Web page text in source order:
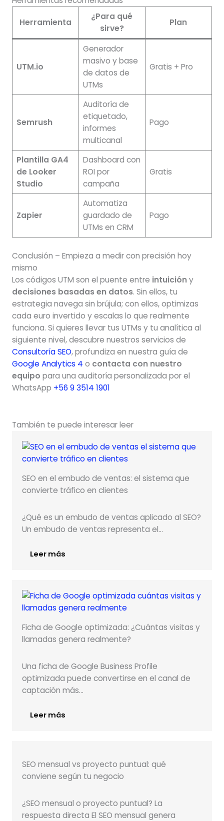
Herramienta
¿Para qué
sirve?
Plan
UTM.io
Generador
masivo y base
de datos de
UTMs
Gratis + Pro
Semrush
Auditoría de
etiquetado,
informes
multicanal
Pago
Plantilla GA4
de Looker
Studio
Dashboard con
ROI por
campaña
Gratis
Zapier
Automatiza
guardado de
UTMs en CRM
Pago
Conclusión – Empieza a medir con precisión hoy
mismo
Los códigos UTM son el puente entre intuicióny
decisiones basadas en datos. Sin ellos, tu
estrategia navega sin brújula; con ellos, optimizas
cada euro invertido y escalas lo que realmente
funciona. Si quieres llevar tus UTMs y tu analítica al
siguiente nivel, descubre nuestros servicios de
Consultoría SEO, profundiza en nuestra guía de
Google Analytics 4 o contacta con nuestro
equipo para una auditoría personalizada por el
WhatsApp +56 9 3514 1901
También te puede interesar leer
SEO en el embudo de ventas: el sistema que
convierte tráfico en clientes
¿Qué es un embudo de ventas aplicado al SEO?
Un embudo de ventas representa el…
Leer más
Ficha de Google optimizada: ¿Cuántas visitas y
llamadas genera realmente?
Una ficha de Google Business Profile
optimizada puede convertirse en el canal de
captación más…
Leer más
SEO mensual vs proyecto puntual: qué
conviene según tu negocio
¿SEO mensual o proyecto puntual? La
respuesta directa El SEO mensual genera